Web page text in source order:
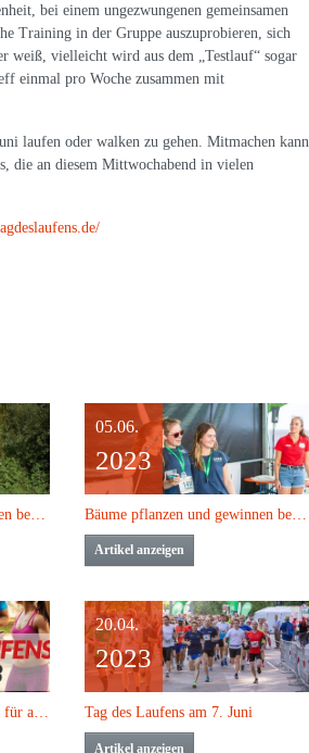
bei einem ungezwungenen gemeinsamen
Training in der Gruppe auszuprobieren, sich
weiß, vielleicht wird aus dem „Testlauf“ sogar
einmal pro Woche zusammen mit
laufen oder walken zu gehen. Mitmachen kann
die an diesem Mittwochabend in vielen
05.06.
2023
Bäume pflanzen und gewinnen beim Tag des Laufens
Artikel anzeigen
Aktion zum Tag des Laufens für alle LaufTREFFs
20.04.
2023
Tag des Laufens am 7. Juni
Artikel anzeigen